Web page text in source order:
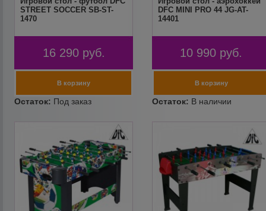
STREET SOCCER SB-ST-
1470
16 290 руб.
DFC MINI PRO 44 JG-AT-
14401
10 990 руб.